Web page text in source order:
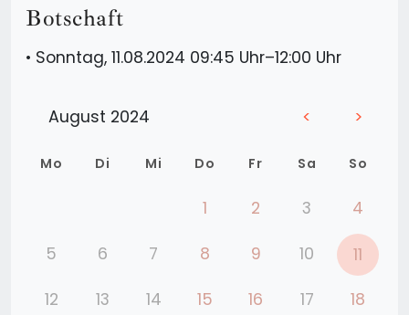
Botschaft
• Sonntag, 11.08.2024 09:45 Uhr–12:00 Uhr
August 2024 < >
Mo Di Mi Do Fr Sa So
1 2 3 4
5 6 7 8 9 10 11
12 13 14 15 16 17 18